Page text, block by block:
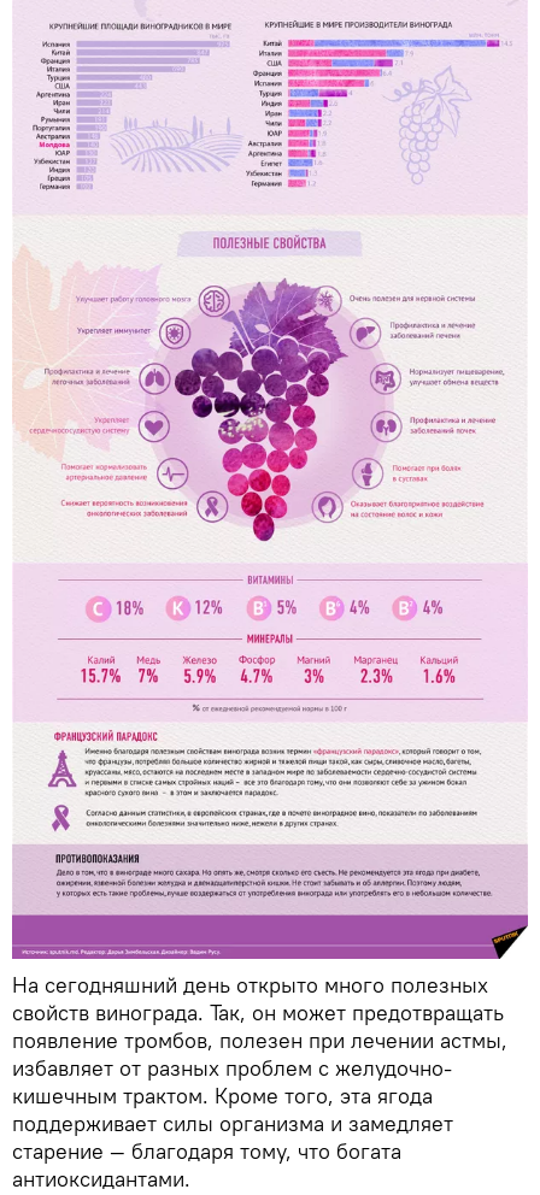
На сегодняшний день открыто много полезных
свойств винограда. Так, он может предотвращать
появление тромбов, полезен при лечении астмы,
избавляет от разных проблем с желудочно-
кишечным трактом. Кроме того, эта ягода
поддерживает силы организма и замедляет
старение — благодаря тому, что богата
антиоксидантами.